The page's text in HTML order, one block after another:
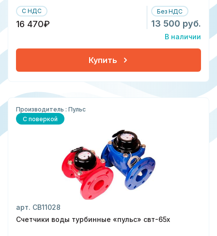
С НДС
16 470₽
Без НДС
13 500 руб.
В наличии
Купить
Производитель : Пульс
С поверкой
арт. СВ11028
Счетчики воды турбинные «пульс» свт-65х